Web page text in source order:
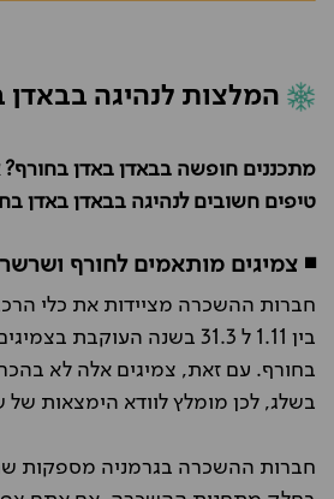
המלצות לנהיגה בבאדן
מתכננים חופשה בבאדן באדן
טיפים חשובים לנהיגה בבאדן באדן
◾ צמיגים מותאמים לחורף
חברות ההשכרה מציידות את כלי
בין 1.11 ל 31.3 בשנה העוקבת
בחורף. עם זאת, צמיגים אלה לא
בשלג, לכן מומלץ לוודא הימצאות
חברות ההשכרה בגרמניה מספקות